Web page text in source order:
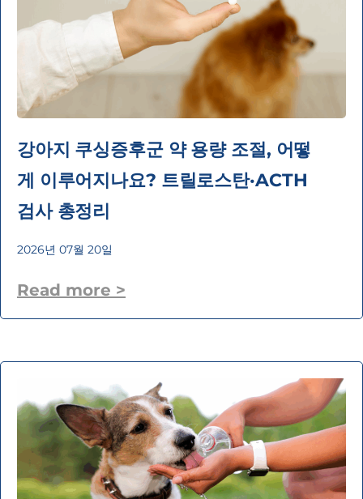
강아지 쿠싱증후군 약 용량 조절, 어떻
게 이루어지나요? 트릴로스탄·ACTH
검사 총정리
2026년 07월 20일
Read more >